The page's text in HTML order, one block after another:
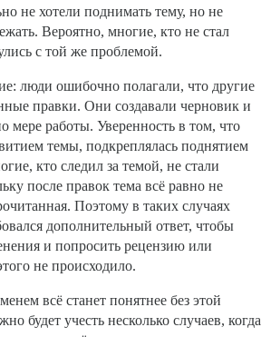
не хотели поднимать тему, но не
Вероятно, многие, кто не стал
с той же проблемой.
люди ошибочно полагали, что другие
правки. Они создавали черновик и
мере работы. Уверенность в том, что
темы, подкреплялась поднятием
кто следил за темой, не стали
после правок тема всё равно не
Поэтому в таких случаях
дополнительный ответ, чтобы
и попросить рецензию или
не происходило.
всё станет понятнее без этой
будет учесть несколько случаев, когда